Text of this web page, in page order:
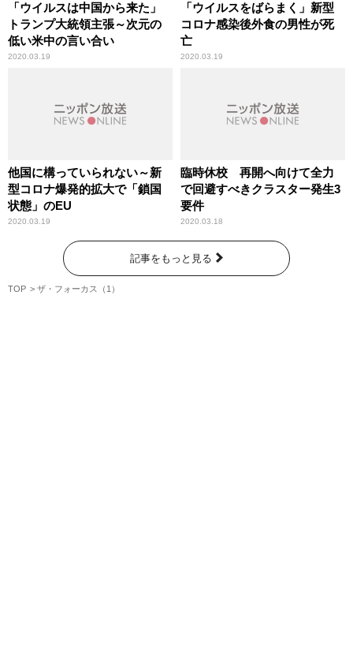
「ウイルスは中国から来た」
トランプ大統領主張～次元の
低い米中の言い合い
2020.03.19
「ウイルスをばらまく」新型
コロナ感染後外食の男性が死
亡
2020.03.19
他国に構っていられない～新
型コロナ爆発的拡大で「鎖国
状態」のEU
2020.03.19
臨時休校 再開へ向けて全力
で回避すべきクラスター発生3
要件
2020.03.18
記事をもっと見る
TOP ザ・フォーカス（1）